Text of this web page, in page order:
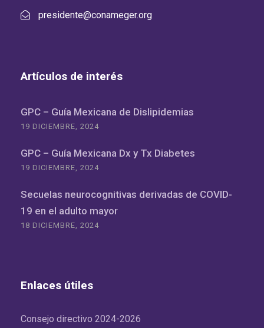
presidente@conameger.org
Artículos de interés
GPC – Guía Mexicana de Dislipidemias
19 DICIEMBRE, 2024
GPC – Guía Mexicana Dx y Tx Diabetes
19 DICIEMBRE, 2024
Secuelas neurocognitivas derivadas de COVID-
19 en el adulto mayor
18 DICIEMBRE, 2024
Enlaces útiles
Consejo directivo 2024-2026